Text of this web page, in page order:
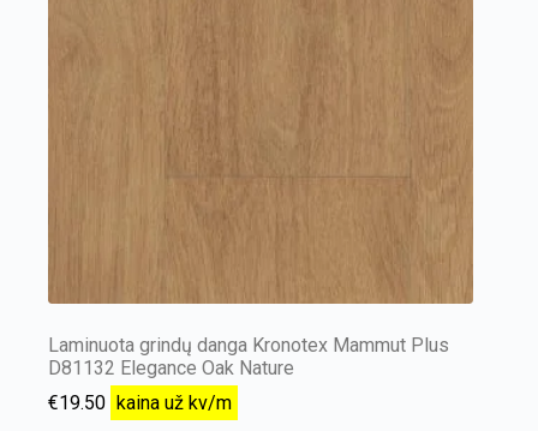
Laminuota grindų danga Kronotex Mammut Plus
D81132 Elegance Oak Nature
€19.50 kaina už kv/m